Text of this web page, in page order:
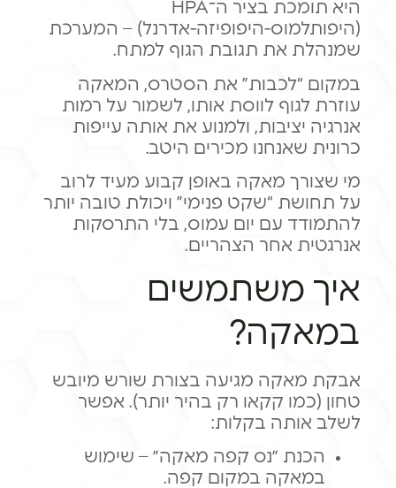
היא תומכת בציר ה־HPA
(היפותלמוס-היפופיזה-אדרנל) – המערכת
שמנהלת את תגובת הגוף למתח.
במקום “לכבות” את הסטרס, המאקה
עוזרת לגוף לווסת אותו, לשמור על רמות
אנרגיה יציבות, ולמנוע את אותה עייפות
כרונית שאנחנו מכירים היטב.
מי שצורך מאקה באופן קבוע מעיד לרוב
על תחושת “שקט פנימי” ויכולת טובה יותר
להתמודד עם יום עמוס, בלי התרסקות
אנרגטית אחר הצהריים.
איך משתמשים
במאקה?
אבקת מאקה מגיעה בצורת שורש מיובש
טחון (כמו קקאו רק בהיר יותר). אפשר
לשלב אותה בקלות:
הכנת ״נס קפה מאקה״ – שימוש
במאקה במקום קפה.